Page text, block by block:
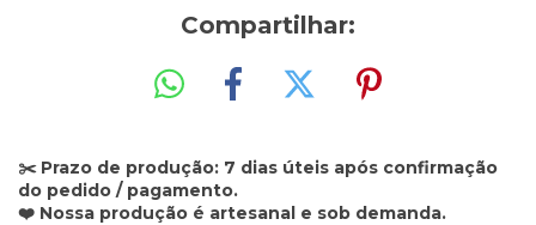
Compartilhar:
✂️ Prazo de produção: 7 dias úteis após confirmação
do pedido / pagamento.
❤️ Nossa produção é artesanal e sob demanda.